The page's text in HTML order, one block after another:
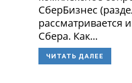
СберБизнес
рассматривается
Сбера. Как...
ЧИТАТЬ ДАЛЕЕ